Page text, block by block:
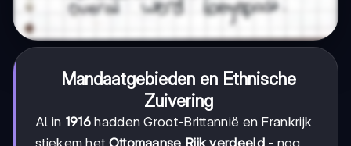
Mandaatgebieden en Ethnische
Zuivering
Al in 1916 hadden Groot-Brittannië en Frankrijk